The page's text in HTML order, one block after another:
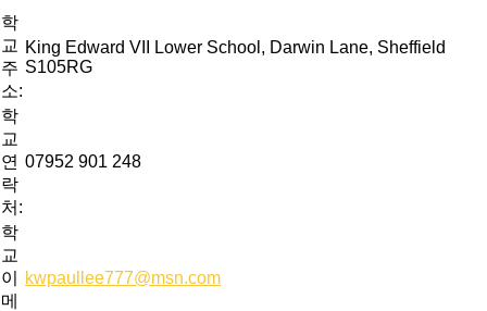
학
교
주
소:
King Edward VII Lower School, Darwin Lane, Sheffield
S105RG
학
교
연
락
처:
07952 901 248
학
교
이
메
kwpaullee777@msn.com